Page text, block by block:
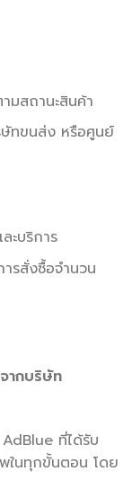
มสถานะสินค้า
ษัทขนส่ง หรือศูนย์
ะบริการ
ารสั่งซื้อจำนวน
ากบริษัท
ที่ได้รับ
ในทุกขั้นตอน โดย